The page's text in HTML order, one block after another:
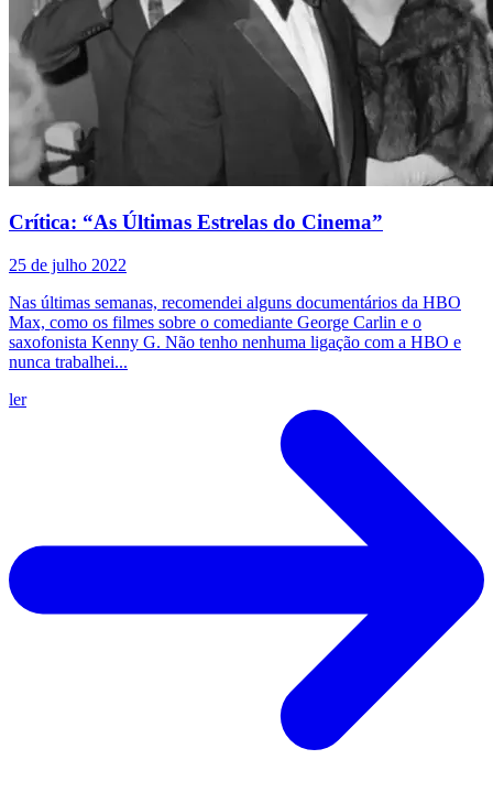
Crítica: “As Últimas Estrelas do Cinema”
25 de julho 2022
Nas últimas semanas, recomendei alguns documentários da HBO
Max, como os filmes sobre o comediante George Carlin e o
saxofonista Kenny G. Não tenho nenhuma ligação com a HBO e
nunca trabalhei...
ler